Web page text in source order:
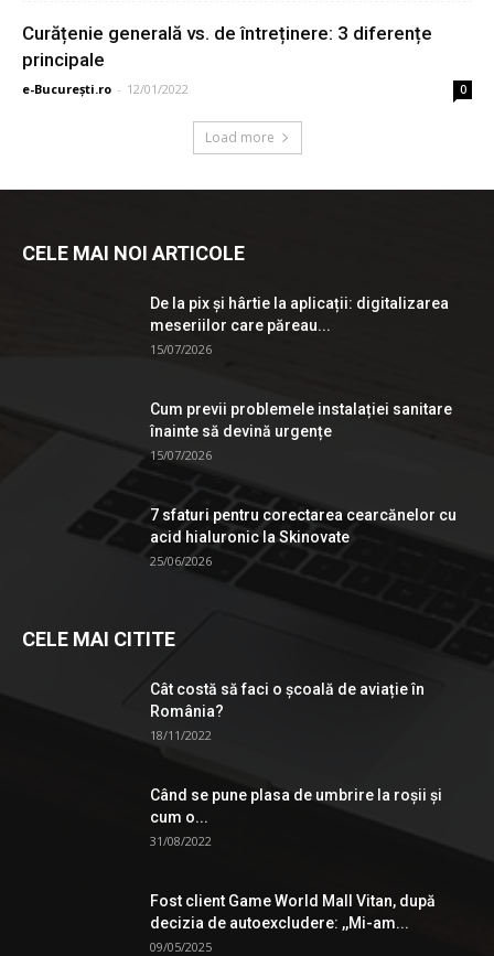
Curățenie generală vs. de întreținere: 3 diferențe
principale
e-București.ro - 12/01/2022 0
Load more
CELE MAI NOI ARTICOLE
De la pix şi hârtie la aplicații: digitalizarea
meseriilor care păreau...
15/07/2026
Cum previi problemele instalației sanitare
înainte să devină urgențe
15/07/2026
7 sfaturi pentru corectarea cearcănelor cu
acid hialuronic la Skinovate
25/06/2026
CELE MAI CITITE
Cât costă să faci o școală de aviație în
România?
18/11/2022
Când se pune plasa de umbrire la roşii şi
cum o...
31/08/2022
Fost client Game World Mall Vitan, după
decizia de autoexcludere: ,,Mi-am...
09/05/2025